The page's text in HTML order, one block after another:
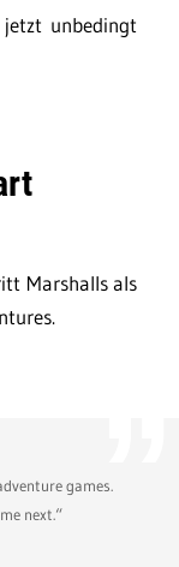
unbedingt
Marshalls als
games.
next.“